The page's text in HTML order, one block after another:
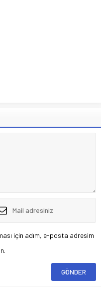
için adım, e-posta adresim